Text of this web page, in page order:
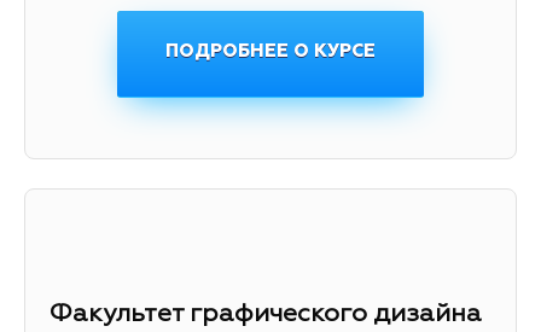
ПОДРОБНЕЕ О КУРСЕ
Факультет графического дизайна